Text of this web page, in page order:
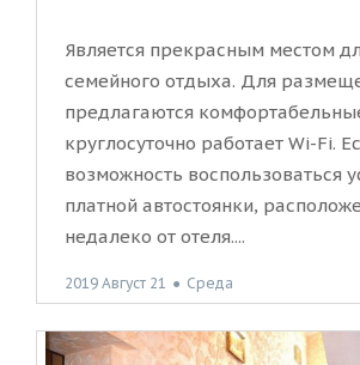
Является прекрасным местом
семейного отдыха. Для
предлагаются
круглосуточно работает Wi-Fi.
возможность воспользоваться
платной автостоянки,
недалеко от отеля....
2019 Август 21 ● Среда